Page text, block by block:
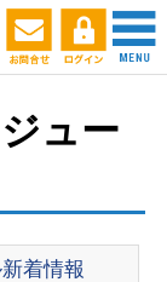
ュー
着情報